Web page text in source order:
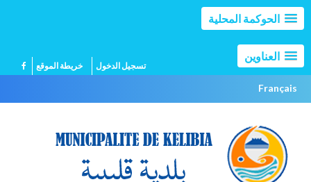
الحوكمة المحلية
العناوين
Français
تسجيل الدخول خريطة الموقع